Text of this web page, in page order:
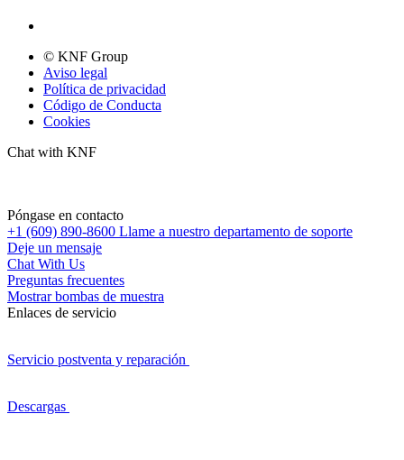
© KNF Group
Aviso legal
Política de privacidad
Código de Conducta
Cookies
Chat with KNF
Póngase en contacto
+1 (609) 890-8600 Llame a nuestro departamento de soporte
Deje un mensaje
Chat With Us
Preguntas frecuentes
Mostrar bombas de muestra
Enlaces de servicio
Servicio postventa y reparación
Descargas